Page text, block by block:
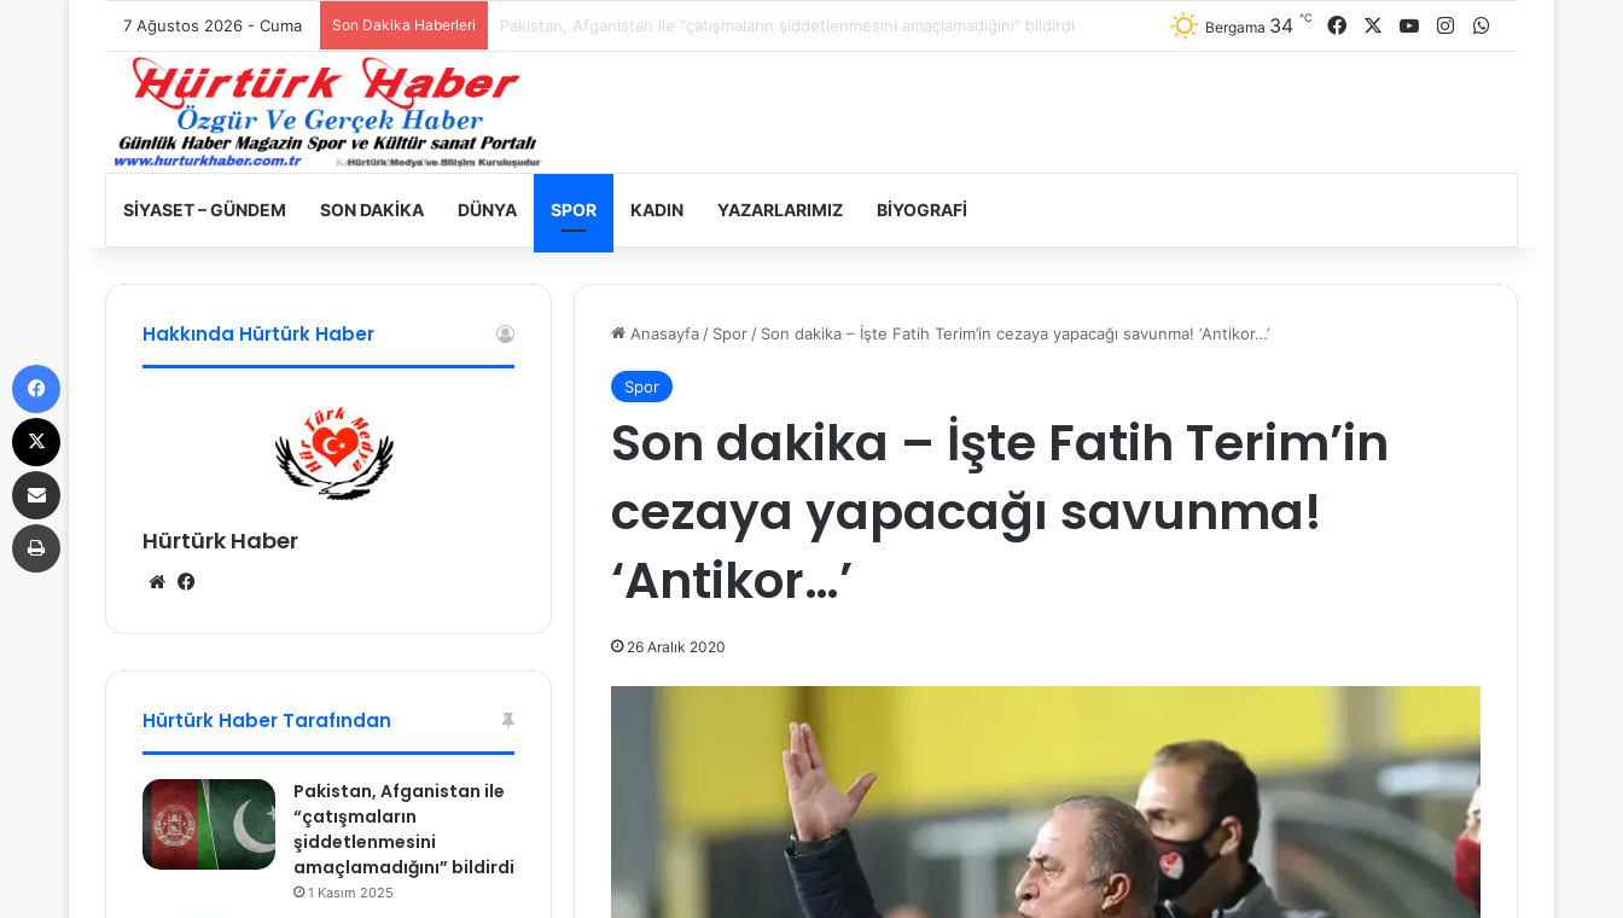
7 Ağustos 2026 - Cuma Son Dakika Haberleri Filistin topraklarını gasbeden İsrailliler, Batı Şeria’da 3 kasabaya saldırdı Bergama 34 ℃ Facebook YouTubeInstagram
SIYASET – GÜNDEM SON DAKIKA DÜNYA SPOR KADIN YAZARLARIMIZ BIYOGRAFI
Anasayfa / Spor / Son dakika – İşte Fatih Terim’in cezaya yapacağı savunma! ‘Antikor…’
Spor
Son dakika – İşte Fatih Terim’in
cezaya yapacağı savunma!
‘Antikor…’
26 Aralık 2020
Hakkında Hürtürk Haber
Hürtürk Haber
We
sit
esi
bo
ok
Hürtürk Haber Tarafından
Pakistan, Afganistan ile
“çatışmaların
şiddetlenmesini
amaçlamadığını” bildirdi
1 Kasım 2025